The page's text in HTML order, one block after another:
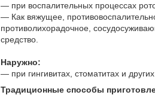
— при воспалительных процессах
— Как вяжущее,
противолихорадочное,
средство.
Наружно:
— при гингивитах, стоматитах и
Традиционные способы